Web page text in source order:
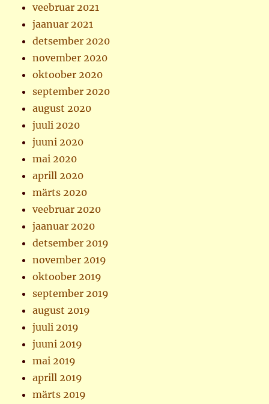
veebruar 2021
jaanuar 2021
detsember 2020
november 2020
oktoober 2020
september 2020
august 2020
juuli 2020
juuni 2020
mai 2020
aprill 2020
märts 2020
veebruar 2020
jaanuar 2020
detsember 2019
november 2019
oktoober 2019
september 2019
august 2019
juuli 2019
juuni 2019
mai 2019
aprill 2019
märts 2019